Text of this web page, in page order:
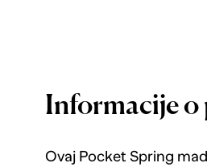
Informacije
Ovaj Pocket Spring